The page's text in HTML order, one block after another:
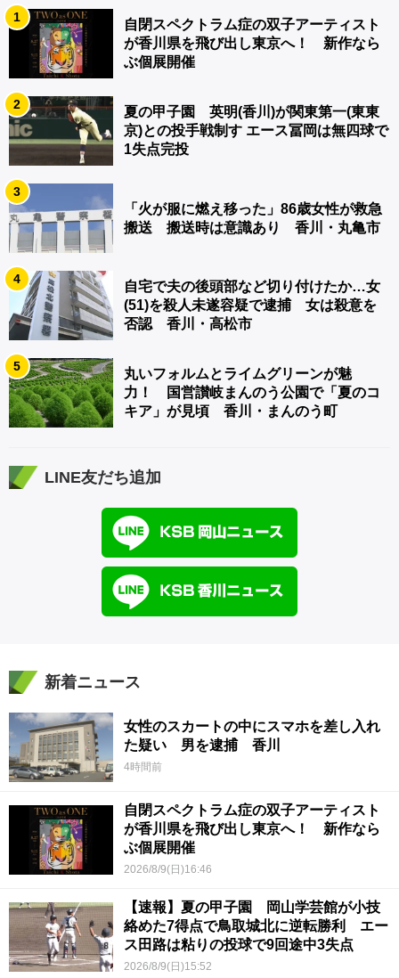
1
自閉スペクトラム症の双子アーティスト
が香川県を飛び出し東京へ！ 新作なら
ぶ個展開催
2
夏の甲子園 英明(香川)が関東第一(東東
京)との投手戦制す エース冨岡は無四球で
1失点完投
3
「火が服に燃え移った」86歳女性が救急
搬送 搬送時は意識あり 香川・丸亀市
4
自宅で夫の後頭部など切り付けたか…女
(51)を殺人未遂容疑で逮捕 女は殺意を
否認 香川・高松市
5
丸いフォルムとライムグリーンが魅
力！ 国営讃岐まんのう公園で「夏のコ
キア」が見頃 香川・まんのう町
LINE友だち追加
新着ニュース
女性のスカートの中にスマホを差し入れ
た疑い 男を逮捕 香川
4時間前
自閉スペクトラム症の双子アーティスト
が香川県を飛び出し東京へ！ 新作なら
ぶ個展開催
2026/8/9(日)16:46
【速報】夏の甲子園 岡山学芸館が小技
絡めた7得点で鳥取城北に逆転勝利 エー
ス田路は粘りの投球で9回途中3失点
2026/8/9(日)15:52